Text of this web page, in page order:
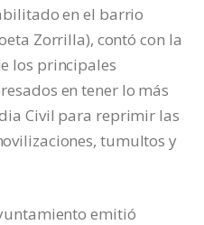
en el barrio
Zorrilla), contó con la
los principales
en tener lo más
Civil para reprimir las
tumultos y
emitió